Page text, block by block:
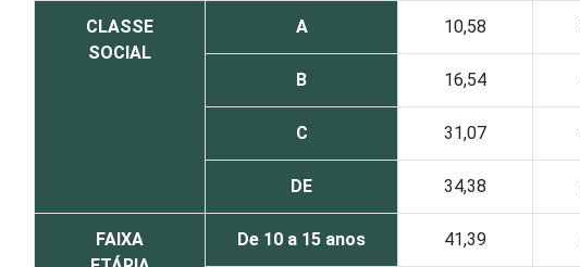
CLASSE
SOCIAL
A 10,58
B 16,54
C 31,07
DE 34,38
FAIXA
De 10 a 15 anos 41,39